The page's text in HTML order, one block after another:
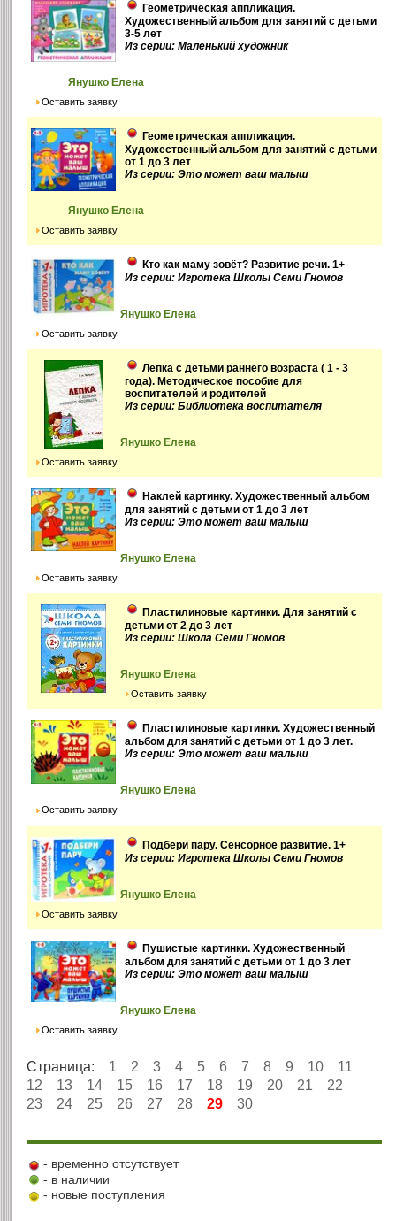
Геометрическая аппликация.
Художественный альбом для занятий с детьми
3-5 лет
Из серии: Маленький художник
Янушко Елена
Оставить заявку
Геометрическая аппликация.
Художественный альбом для занятий с детьми
от 1 до 3 лет
Из серии: Это может ваш малыш
Янушко Елена
Оставить заявку
Кто как маму зовёт? Развитие речи. 1+
Из серии: Игротека Школы Семи Гномов
Янушко Елена
Оставить заявку
Лепка с детьми раннего возраста ( 1 - 3
года). Методическое пособие для
воспитателей и родителей
Из серии: Библиотека воспитателя
Янушко Елена
Оставить заявку
Наклей картинку. Художественный альбом
для занятий с детьми от 1 до 3 лет
Из серии: Это может ваш малыш
Янушко Елена
Оставить заявку
Пластилиновые картинки. Для занятий с
детьми от 2 до 3 лет
Из серии: Школа Семи Гномов
Янушко Елена
Оставить заявку
Пластилиновые картинки. Художественный
альбом для занятий с детьми от 1 до 3 лет.
Из серии: Это может ваш малыш
Янушко Елена
Оставить заявку
Подбери пару. Сенсорное развитие. 1+
Из серии: Игротека Школы Семи Гномов
Янушко Елена
Оставить заявку
Пушистые картинки. Художественный
альбом для занятий с детьми от 1 до 3 лет
Из серии: Это может ваш малыш
Янушко Елена
Оставить заявку
Страница: 1 2 3 4 5 6 7 8 9 10
11
12
13 14 15 16 17 18 19 20 21
22
23
24 25 26 27 28 29 30
- временно отсутствует
- в наличии
- новые поступления